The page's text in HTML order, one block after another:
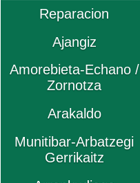
Reparacion
Ajangiz
Amorebieta-Echano /
Zornotza
Arakaldo
Munitibar-Arbatzegi
Gerrikaitz